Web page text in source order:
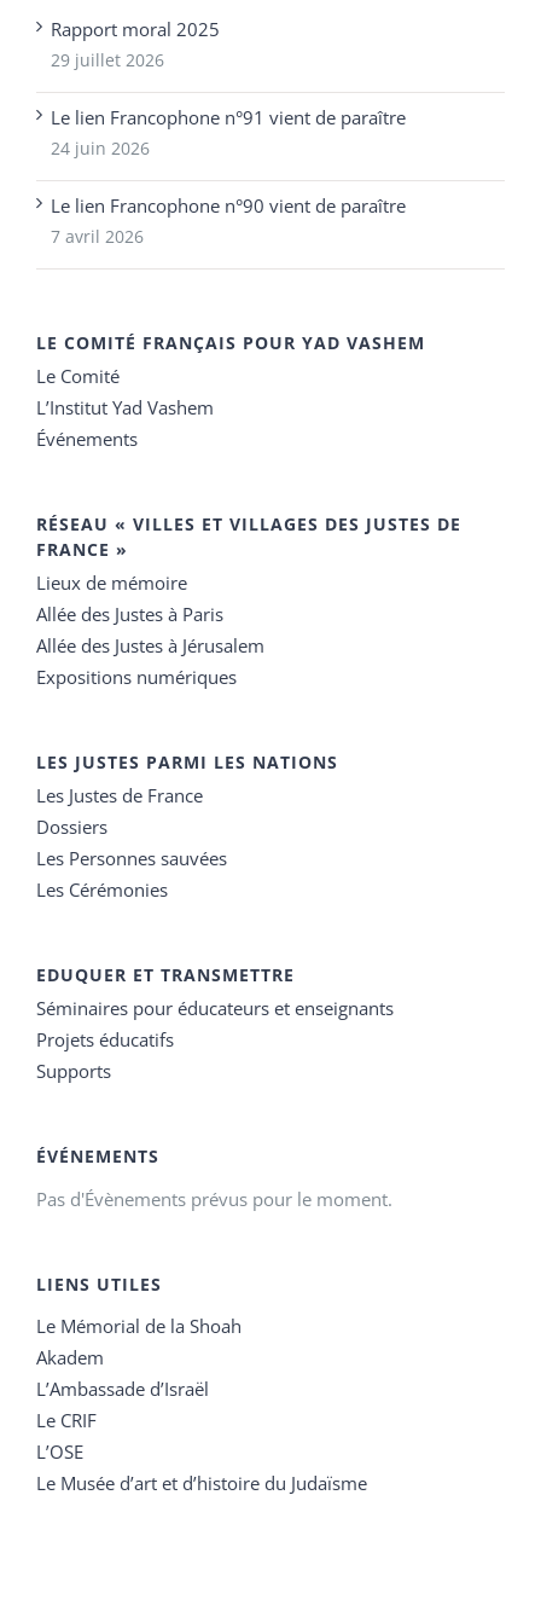
Rapport moral 2025
29 juillet 2026
Le lien Francophone n°91 vient de paraître
24 juin 2026
Le lien Francophone n°90 vient de paraître
7 avril 2026
LE COMITÉ FRANÇAIS POUR YAD VASHEM
Le Comité
L’Institut Yad Vashem
Événements
RÉSEAU « VILLES ET VILLAGES DES JUSTES DE
FRANCE »
Lieux de mémoire
Allée des Justes à Paris
Allée des Justes à Jérusalem
Expositions numériques
LES JUSTES PARMI LES NATIONS
Les Justes de France
Dossiers
Les Personnes sauvées
Les Cérémonies
EDUQUER ET TRANSMETTRE
Séminaires pour éducateurs et enseignants
Projets éducatifs
Supports
ÉVÉNEMENTS
Pas d'Évènements prévus pour le moment.
LIENS UTILES
Le Mémorial de la Shoah
Akadem
L’Ambassade d’Israël
Le CRIF
L’OSE
Le Musée d’art et d’histoire du Judaïsme